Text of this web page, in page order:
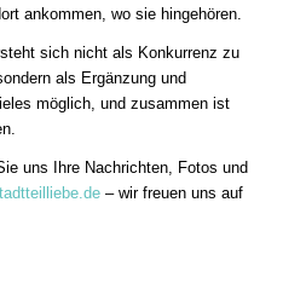
ankommen, wo sie hingehören.
sich nicht als Konkurrenz zu
als Ergänzung und
möglich, und zusammen ist
uns Ihre Nachrichten, Fotos und
– wir freuen uns auf